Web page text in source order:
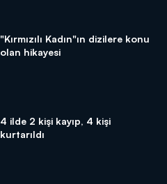
"Kırmızılı Kadın"ın dizilere konu
olan hikayesi
4 ilde 2 kişi kayıp, 4 kişi
kurtarıldı